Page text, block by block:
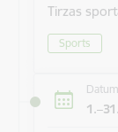
Tirzas
Sports